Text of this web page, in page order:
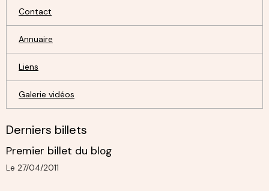
Contact
Annuaire
Liens
Galerie vidéos
Derniers billets
Premier billet du blog
Le 27/04/2011